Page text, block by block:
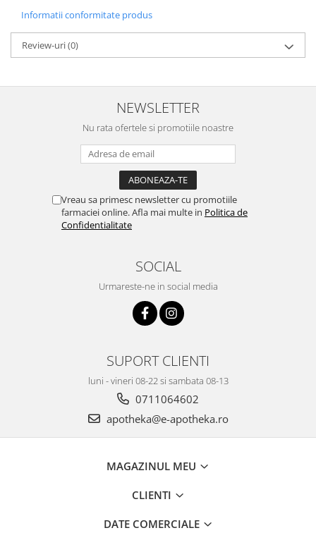
Informatii conformitate produs
Review-uri(0)
NEWSLETTER
Nu rata ofertele si promotiile noastre
Vreau sa primesc newsletter cu promotiile
farmaciei online. Afla mai multe in Politica de
Confidentialitate
SOCIAL
Urmareste-ne in social media
SUPORT CLIENTI
luni - vineri 08-22 si sambata 08-13
0711064602
apotheka@e-apotheka.ro
MAGAZINUL MEU
CLIENTI
DATE COMERCIALE